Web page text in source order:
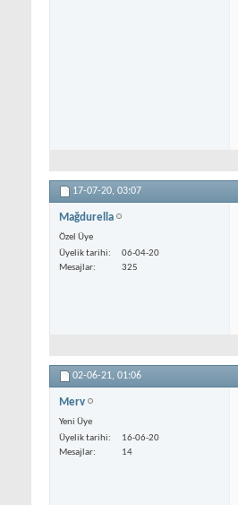
17-07-20, 03:07
Mağdurella
Özel Üye
Üyelik tarihi
06-04-20
Mesajlar
325
02-06-21, 01:06
Merv
Yeni Üye
Üyelik tarihi
16-06-20
Mesajlar
14